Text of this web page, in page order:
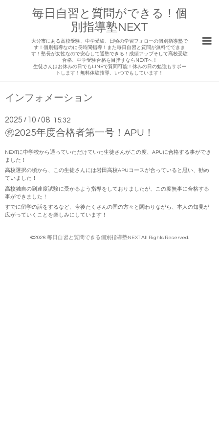
毎日自習と質問ができる！個
別指導塾NEXT
大分市にある高校受験、中学受験、日頃の学習フォローの個別指導塾で
す！個別指導なのに長時間指導！また毎日自習と質問が無料でできま
す！塾長が女性なので安心して通塾できる！成績アップそして高校受験
合格、中学受験合格を目指すならNEXTへ！
生徒さんはお休みの日でもLINEで質問可能！休みの日の勉強もサポー
トします！無料体験指導、いつでもしています！
インフォメーション
2025 / 10 /08 15:32
㊗️2025年度合格者第一号！APU！
NEXTに中学校から通っていただけていた生徒さんがこの度、APUに合格する事ができ
ました！
高校選択の頃から、この生徒さんには岩田高校APUコースが合っていると思い、勧め
ていました！
高校独自の到達度試験に受かるよう指導をしておりましたが、この度無事に合格する
事ができました！
すでに留学の話をするなど、今後たくさんの国の方々と関わりながら、本人の知見が
広がっていくことを楽しみにしています！
©2026 毎日自習と質問できる個別指導塾NEXT. All Rights Reserved.